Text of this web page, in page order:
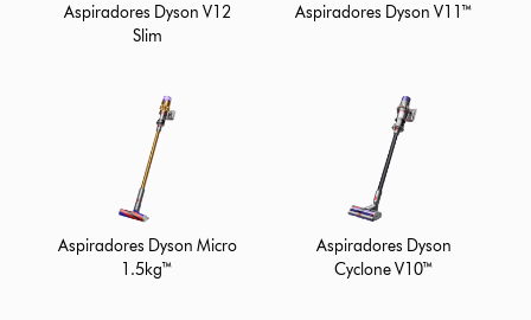
Aspiradores Dyson V12
Slim
Aspiradores Dyson V11™
Aspiradores Dyson Micro
1.5kg™
Aspiradores Dyson
Cyclone V10™